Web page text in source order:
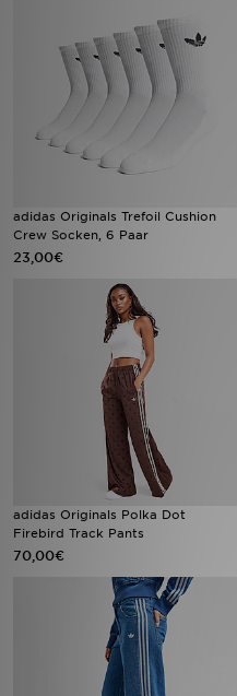
adidas Originals Trefoil Cushion
Crew Socken, 6 Paar
23,00€
adidas Originals Polka Dot
Firebird Track Pants
70,00€